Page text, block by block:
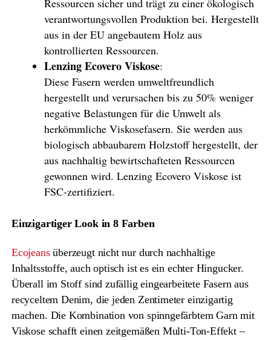
Ressourcen sicher und trägt zu einer ökologisch
verantwortungsvollen Produktion bei. Hergestellt
aus in der EU angebautem Holz aus
kontrollierten Ressourcen.
Lenzing Ecovero Viskose:
Diese Fasern werden umweltfreundlich
hergestellt und verursachen bis zu 50% weniger
negative Belastungen für die Umwelt als
herkömmliche Viskosefasern. Sie werden aus
biologisch abbaubarem Holzstoff hergestellt, der
aus nachhaltig bewirtschafteten Ressourcen
gewonnen wird. Lenzing Ecovero Viskose ist
FSC-zertifiziert.
Einzigartiger Look in 8 Farben
Ecojeansüberzeugt nicht nur durch nachhaltige
Inhaltsstoffe, auch optisch ist es ein echter Hingucker.
Überall im Stoff sind zufällig eingearbeitete Fasern aus
recyceltem Denim, die jeden Zentimeter einzigartig
machen. Die Kombination von spinngefärbtem Garn mit
Viskose schafft einen zeitgemäßen Multi-Ton-Effekt –